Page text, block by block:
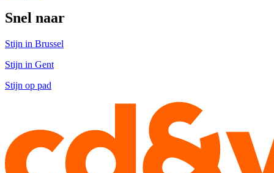
Snel naar
Stijn in Brussel
Stijn in Gent
Stijn op pad